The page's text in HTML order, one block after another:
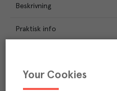
Beskrivning
Praktisk info
Varje kilo av varan
utsläppen av 0.2 kg
Your Cookies